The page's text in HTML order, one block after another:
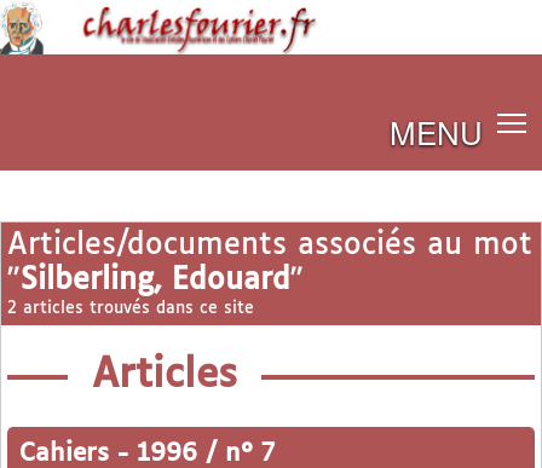
MENU
Articles/documents associés au mot
"Silberling, Edouard "
2 articles trouvés dans ce site
Articles
Cahiers - 1996 / n° 7